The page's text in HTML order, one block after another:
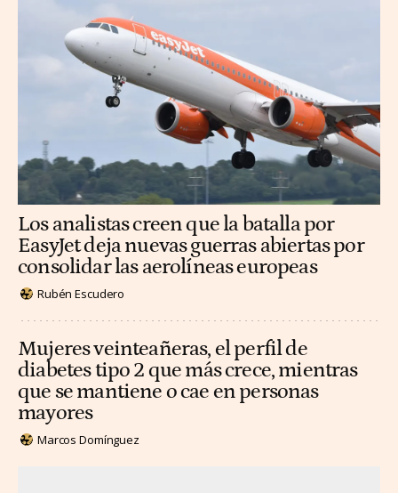
Los analistas creen que la batalla por
EasyJet deja nuevas guerras abiertas por
consolidar las aerolíneas europeas
Rubén Escudero
Mujeres veinteañeras, el perfil de
diabetes tipo 2 que más crece, mientras
que se mantiene o cae en personas
mayores
Marcos Domínguez